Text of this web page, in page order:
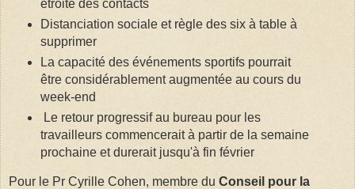
étroite des contacts
Distanciation sociale et règle des six à table à
supprimer
La capacité des événements sportifs pourrait
être considérablement augmentée au cours du
week-end
Le retour progressif au bureau pour les
travailleurs commencerait à partir de la semaine
prochaine et durerait jusqu'à fin février
Pour le Pr Cyrille Cohen, membre du Conseil pour la